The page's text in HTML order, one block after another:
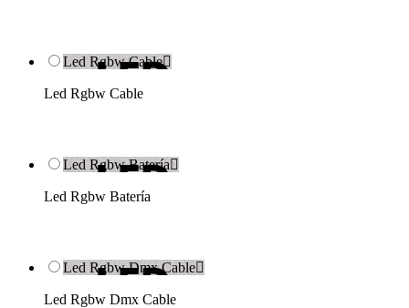
Led Rgbw Cable
Led Rgbw Cable
Led Rgbw Batería
Led Rgbw Batería
Led Rgbw Dmx Cable
Led Rgbw Dmx Cable